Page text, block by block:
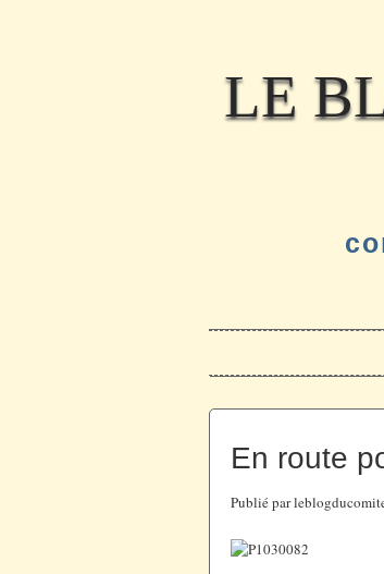
LE
En route
Publié par